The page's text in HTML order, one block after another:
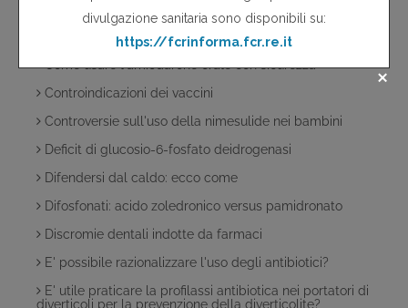
Cirrosi epatica
Come usare l'amiodarone orale con sicurezza
Controindicazioni dei vaccini
Controversie sull'uso della nimesulide nei bambini
Deficit di glucosio-6-fosfato deidrogenasi
Difendersi dal caldo: ecco come
Difosfonati: acido zoledronico versus pamidronato
Discromie dentali indotte da farmaci
E' possibile razionalizzare l'uso degli antibiotici?
E' utile praticare la profilassi antibiotica nei portatori di
diverticoli per la prevenzione della diverticolite?